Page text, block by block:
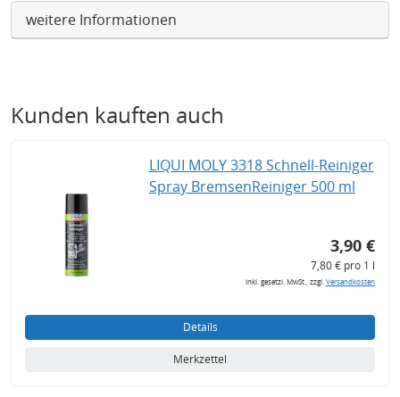
weitere Informationen
Kunden kauften auch
LIQUI MOLY 3318 Schnell-Reiniger
Spray BremsenReiniger 500 ml
3,90 €
7,80 € pro 1 l
inkl. gesetzl. MwSt., zzgl.Versandkosten
Details
Merkzettel